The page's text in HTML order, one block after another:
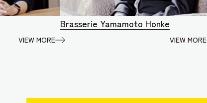
VIEW MORE
Brasserie Yamamoto Honke
VIEW MORE